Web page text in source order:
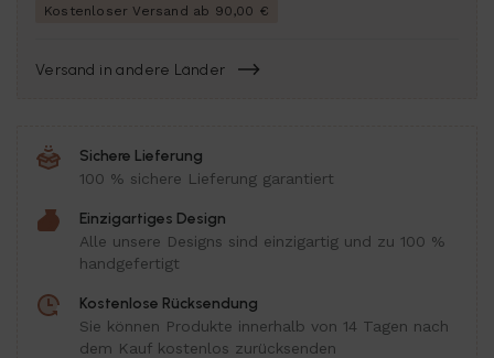
Kostenloser Versand ab 90,00 €
Versand in andere Länder
Sichere Lieferung
100 % sichere Lieferung garantiert
Einzigartiges Design
Alle unsere Designs sind einzigartig und zu 100 %
handgefertigt
Kostenlose Rücksendung
Sie können Produkte innerhalb von 14 Tagen nach
dem Kauf kostenlos zurücksenden